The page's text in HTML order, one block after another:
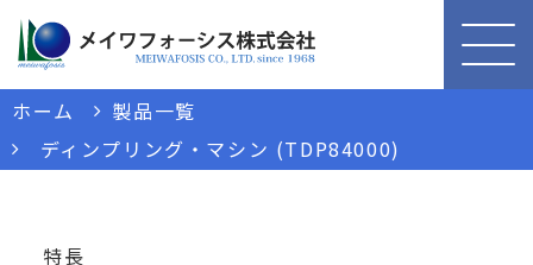
ホーム
製品一覧
ディンプリング・マシン (TDP84000)
特長